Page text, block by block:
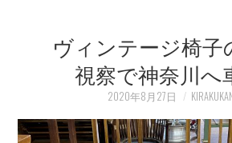
ヴィンテージ椅子
視察で神奈川へ
2020年8月27日